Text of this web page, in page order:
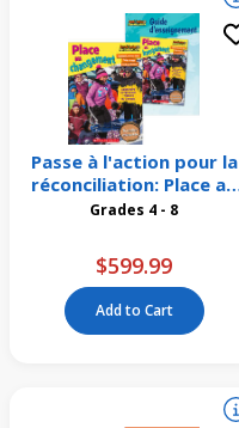
Passe à l'action pour la
réconciliation: Place au
changement Emballage
Grades 4 - 8
$599.99
Add to Cart